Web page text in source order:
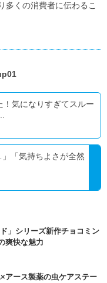
多くの消費者に伝わるこ
気になりすぎてスルー
「気持ちよさが全然
」シリーズ新作チョコミン
爽快な魅力
アース製薬の虫ケアステー